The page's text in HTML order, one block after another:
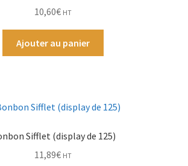
10,60€ HT
Ajouter au panier
Sifflet (display de 125)
11,89€ HT